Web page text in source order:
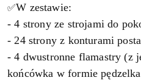
✅W zestawie:
- 4 strony ze strojami do
- 24 strony z konturami
- 4 dwustronne flamastry (z
końcówka w formie